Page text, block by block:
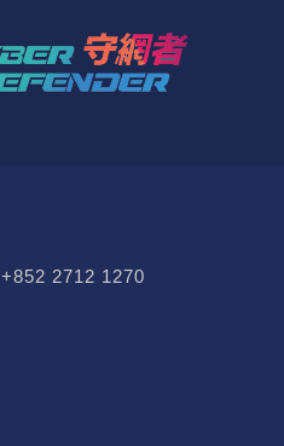
+852 2712 1270